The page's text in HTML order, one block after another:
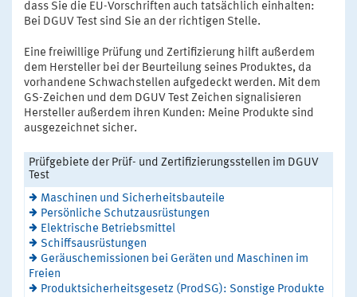
dass Sie die EU-Vorschriften auch tatsächlich einhalten:
Bei DGUV Test sind Sie an der richtigen Stelle.
Eine freiwillige Prüfung und Zertifizierung hilft außerdem
dem Hersteller bei der Beurteilung seines Produktes, da
vorhandene Schwachstellen aufgedeckt werden. Mit dem
GS-Zeichen und dem DGUV Test Zeichen signalisieren
Hersteller außerdem ihren Kunden: Meine Produkte sind
ausgezeichnet sicher.
Prüfgebiete der Prüf- und Zertifizierungsstellen im DGUV
Test
Maschinen und Sicherheitsbauteile
Persönliche Schutzausrüstungen
Elektrische Betriebsmittel
Schiffsausrüstungen
Geräuschemissionen bei Geräten und Maschinen im
Freien
Produktsicherheitsgesetz (ProdSG): Sonstige Produkte